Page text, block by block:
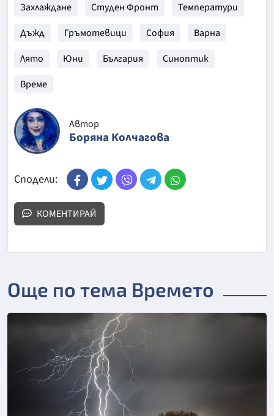
Захлаждане
Студен Фронт
Температури
Дъжд
Гръмотевици София
Варна
Лято
Юни България
Синоптик
Време
Автор
Боряна Колчагова
Сподели:
КОМЕНТИРАЙ
Още по тема Времето